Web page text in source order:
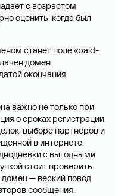
с возрастом
оценить, когда был
станет поле «paid-
домен.
окончания
важно не только при
о сроках регистрации
выборе партнеров и
в интернете.
с выгодными
стоит проверить
— веский повод
сообщения.